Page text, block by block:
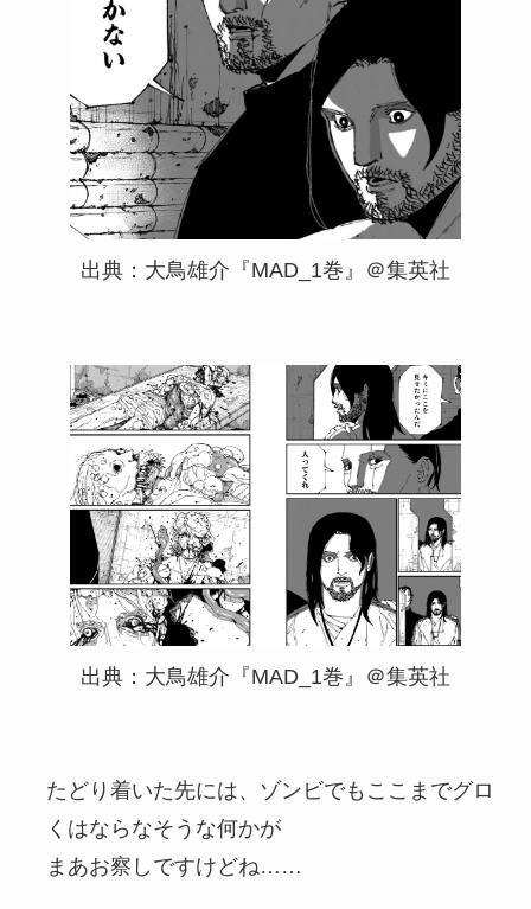
出典：大鳥雄介『MAD_1巻』＠集英社
出典：大鳥雄介『MAD_1巻』＠集英社
たどり着いた先には、ゾンビでもここまでグロ
くはならなそうな何かが
まあお察しですけどね……